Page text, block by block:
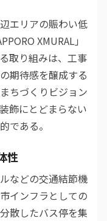
エリアの賑わい低
XMURAL」
取り組みは、工事
期待感を醸成する
ちづくりビジョン
飾にとどまらない
である。
性
などの交通結節機
インフラとしての
散したバス停を集